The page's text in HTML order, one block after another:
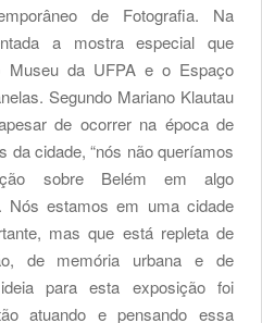
de Fotografia. Na
a mostra especial que
da UFPA e o Espaço
Segundo Mariano Klautau
de ocorrer na época de
da cidade, “nós não queríamos
sobre Belém em algo
Nós estamos em uma cidade
mas que está repleta de
de memória urbana e de
para esta exposição foi
atuando e pensando essa